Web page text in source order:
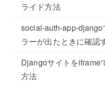
ライド方法
social-auth-app-
ラーが出たときに確認
Djangoサイトをiframe
方法